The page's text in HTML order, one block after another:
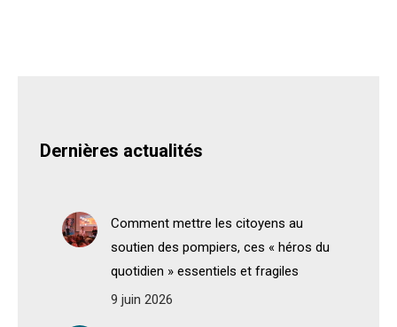
Dernières actualités
Comment mettre les citoyens au
soutien des pompiers, ces « héros du
quotidien » essentiels et fragiles
9 juin 2026